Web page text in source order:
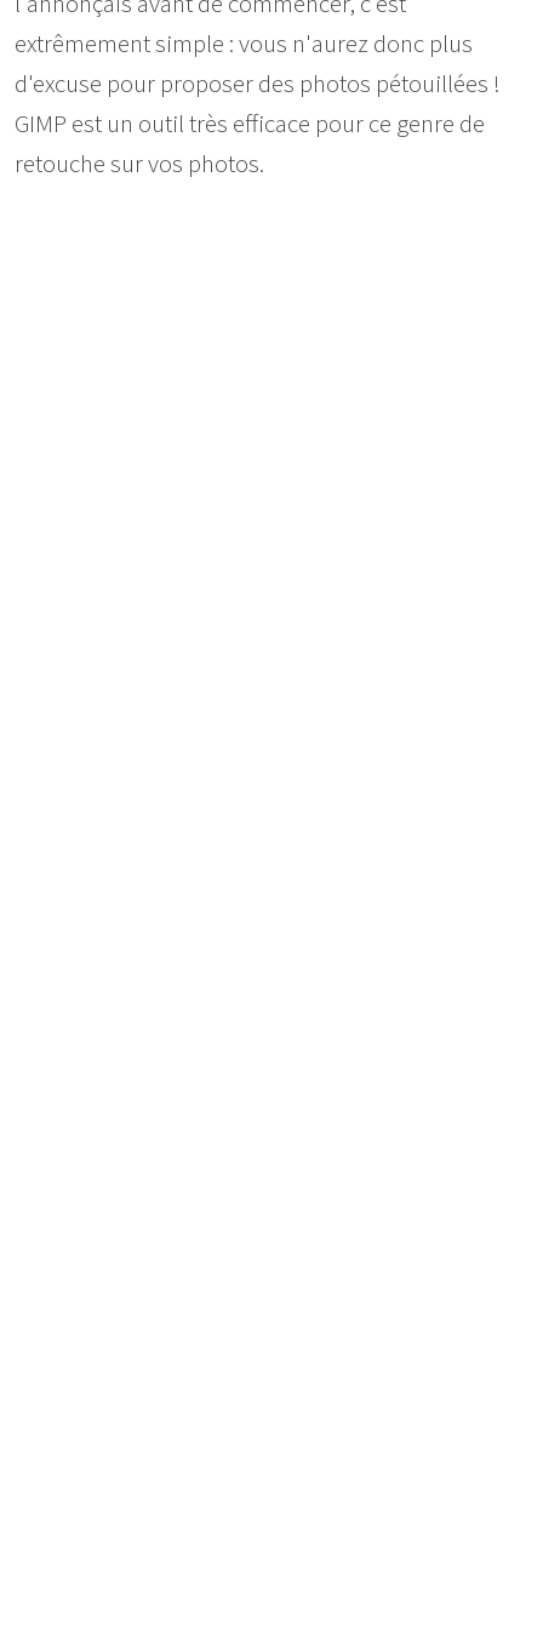
extrêmement simple : vous n'aurez donc plus
d'excuse pour proposer des photos pétouillées !
GIMP est un outil très efficace pour ce genre de
retouche sur vos photos.